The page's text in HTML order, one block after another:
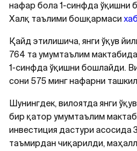
нафар бола 1-синфда ўқишни
Халқ таълими бошқармаси
Қайд этилишича, янги ўқув
764 та умумтаълим
1-синфда ўқишни бошлайди.
сони 575 минг нафарни
Шунингдек, вилоятда янги
бир қатор умумтаълим
инвестиция дастури асосида
таъмирдан чиқарилди,